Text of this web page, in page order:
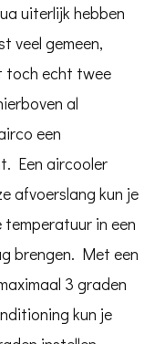
uiterlijk hebben
veel gemeen,
toch echt twee
al
een
Een aircooler
afvoerslang kun je
in een
brengen. Met een
3 graden
kun je